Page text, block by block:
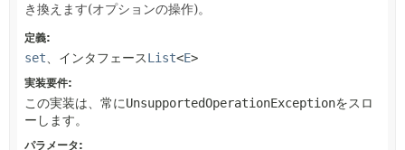
き換えます(オプションの操作)。
定義:
set 、インタフェースList<E>
実装要件:
この実装は、常にUnsupportedOperationExceptionをスロ
ーします。
パラメータ: